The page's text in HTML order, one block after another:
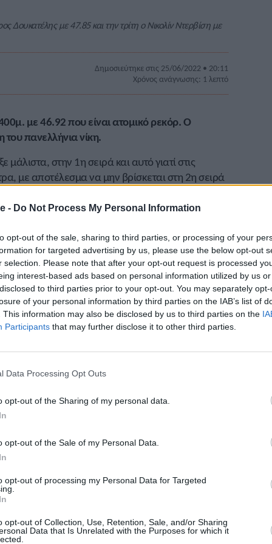
- Do Not Process My Personal Information
opt-out of the sale, sharing to third parties, or processing of your
for targeted advertising by us, please use the below opt-out
selection. Please note that after your opt-out request is processed
interest-based ads based on personal information utilized by us
to third parties prior to your opt-out. You may separately
of your personal information by third parties on the IAB’s list of
This information may also be disclosed by us to third parties on the
Participants that may further disclose it to other third parties.
Data Processing Opt Outs
opt-out of the Sharing of my personal data.
opt-out of the Sale of my Personal Data.
opt-out of processing my Personal Data for Targeted
opt-out of Collection, Use, Retention, Sale, and/or Sharing
Data that Is Unrelated with the Purposes for which it
με 47.85 και την τρίτη ο Νικολίν Ντερβίση με
Δημοσιεύτηκε στις 25/06/2022 • 20:11
Χρόνος ανάγνωσης: 1 λεπτό
με 46.92 που είναι ατομικό ρεκόρ. Ο
πανελλήνια νίκη.
μάλιστα, στην 1η σειρά και αυτό γιατί στις
με αποτέλεσμα να μην βρίσκεται στη 2η σειρά
Όμως είχε δείξει ότι βρίσκεται σε καλή
δευτερόλεπτα. Είναι η πρώτη του πανελλήνια
Ε.Μ. Σταματίου) 46.92, Νικολίν Ντερβίση
Σπύρος Τζαρτζαράκης (ΟΦΗ) 48.61, Ιωσήφ
Γιάννης Ρούσσης (Πανιώνιος ΓΣ) 49.13,
Ηρακλής) 49.17, Δανιήλ- Φίλιππος
Μέμα (Πανελευσινιακός) 49.99.
(ΓΣ Κερκυραϊκός) 47.85, Γιώργος
47.90, Πέτρος Κυριακίδης (Ολυμπιακός
Λαμίας) 48.31, Γιάννης Σιμόνι (Βεργίνα)
Χρήστος Σουλτάτης (Παναξιακός) 49.48,
50.07.
των